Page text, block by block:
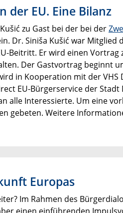
der EU. Eine Bilanz
zu Gast bei der bei der
Dr. Siniša Kušić war Mitglied
Beitritt. Er wird einen Vortrag
Der Gastvortrag beginnt
in Kooperation mit der VHS
EU-Bürgerservice der
alle Interessierte. Um eine
gebeten. Weitere
Europas
Im Rahmen des